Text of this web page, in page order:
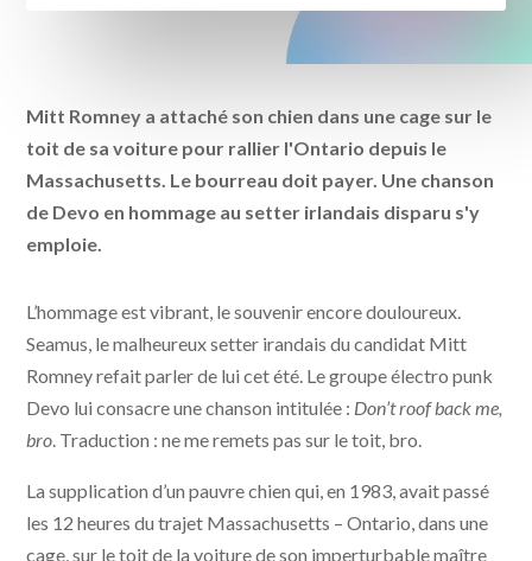
Mitt Romney a attaché son chien dans une cage sur le
toit de sa voiture pour rallier l'Ontario depuis le
Massachusetts. Le bourreau doit payer. Une chanson
de Devo en hommage au setter irlandais disparu s'y
emploie.
L’hommage est vibrant, le souvenir encore douloureux.
Seamus, le malheureux setter irandais du candidat Mitt
Romney refait parler de lui cet été. Le groupe électro punk
Devo lui consacre une chanson intitulée : Don’t roof back me,
bro . Traduction : ne me remets pas sur le toit, bro.
La supplication d’un pauvre chien qui, en 1983, avait passé
les 12 heures du trajet Massachusetts – Ontario, dans une
cage, sur le toit de la voiture de son imperturbable maître